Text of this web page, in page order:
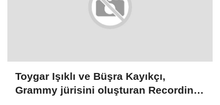
Toygar Işıklı ve Büşra Kayıkçı,
Grammy jürisini oluşturan Recording